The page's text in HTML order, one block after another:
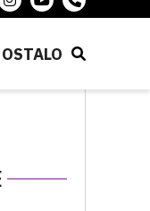
OSTALO